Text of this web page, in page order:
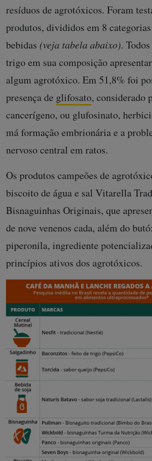
resíduos de agrotóxicos. Foram
produtos, divididos em 8
bebidas (veja tabela abaixo).
trigo em sua composição
algum agrotóxico. Em 51,8% foi
presença de glifosato, considerado
cancerígeno, ou glufosinato,
má formação embrionária e a
nervoso central em ratos.
Os produtos campeões de
biscoito de água e sal Vitarella
Bisnaguinhas Originais, que
de nove venenos cada, além do
piperonila, ingrediente
princípios ativos dos agrotóxicos.